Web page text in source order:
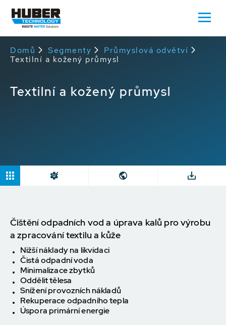
Domů Segmenty
Průmyslová odvětví
Textilní a kožený průmysl
Textilní a kožený průmysl
Čištění odpadních vod a úprava kalů pro výrobu
a zpracování textilu a kůže
Nižší náklady na likvidaci
Čistá odpadní voda
Minimalizace zbytků
Oddělit tělesa
Snížení provozních nákladů
Rekuperace odpadního tepla
Úspora primární energie